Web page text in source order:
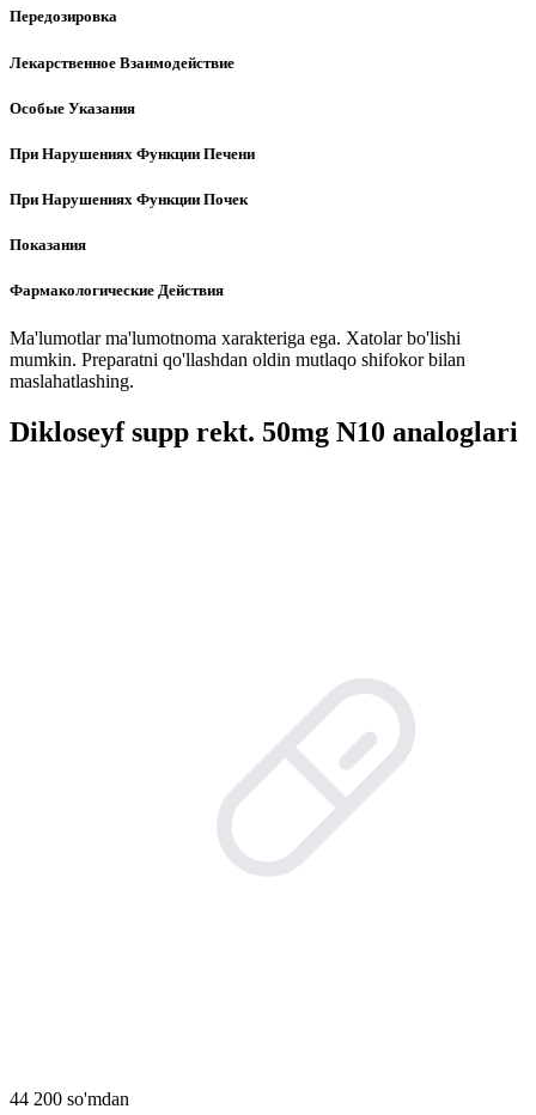
Передозировка
Лекарственное Взаимодействие
Особые Указания
При Нарушениях Функции Печени
При Нарушениях Функции Почек
Показания
Фармакологические Действия
Ma'lumotlar ma'lumotnoma xarakteriga ega. Xatolar bo'lishi
mumkin. Preparatni qo'llashdan oldin mutlaqo shifokor bilan
maslahatlashing.
Dikloseyf supp rekt. 50mg N10 analoglari
44 200 so'mdan